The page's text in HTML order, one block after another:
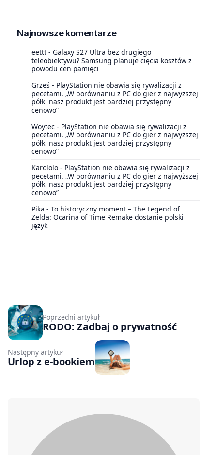
Najnowsze komentarze
eettt - Galaxy S27 Ultra bez drugiego
teleobiektywu? Samsung planuje cięcia kosztów z
powodu cen pamięci
Grześ - PlayStation nie obawia się rywalizacji z
pecetami. „W porównaniu z PC do gier z najwyższej
półki nasz produkt jest bardziej przystępny
cenowo”
Woytec - PlayStation nie obawia się rywalizacji z
pecetami. „W porównaniu z PC do gier z najwyższej
półki nasz produkt jest bardziej przystępny
cenowo”
Karololo - PlayStation nie obawia się rywalizacji z
pecetami. „W porównaniu z PC do gier z najwyższej
półki nasz produkt jest bardziej przystępny
cenowo”
Pika - To historyczny moment – The Legend of
Zelda: Ocarina of Time Remake dostanie polski
język
Poprzedni artykuł
RODO: Zadbaj o prywatność
Następny artykuł
Urlop z e-bookiem